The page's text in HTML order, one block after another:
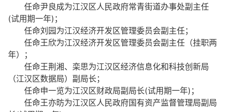
任命尹良成为江汉区人民政府常青街道办事处副主任
(试用期一年)；
任命刘园为江汉经济开发区管理委员会副主任；
任命王欣为江汉经济开发区管理委员会副主任（挂职两
年）；
任命王荆湘、栾思为江汉区经济信息化和科技创新局
（江汉区数据局）副局长；
任命申一览为江汉区财政局副局长(试用期一年)；
任命王亦昉为江汉区人民政府国有资产监督管理局副局